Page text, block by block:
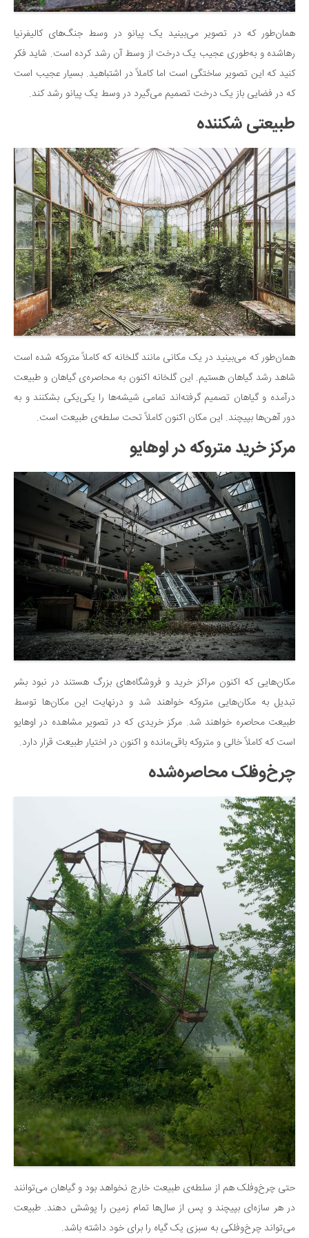
بازی
طنز
فال
اخبار
همان‌طور که در تصویر می‌بینید یک پیانو در وسط جنگ‌های کالیفرنیا
رهاشده و به‌طوری عجیب یک درخت از وسط آن رشد کرده است. شاید فکر
کنید که این تصویر ساختگی است اما کاملاً در اشتباهید. بسیار عجیب است
که در فضایی باز یک درخت تصمیم می‌گیرد در وسط یک پیانو رشد کند.
طبیعتی شکننده
همان‌طور که می‌بینید در یک مکانی مانند گلخانه که کاملاً متروکه شده است
شاهد رشد گیاهان هستیم. این گلخانه اکنون به محاصره‌ی گیاهان و طبیعت
درآمده و گیاهان تصمیم گرفته‌اند تمامی شیشه‌ها را یکی‌یکی بشکنند و به
دور آهن‌ها بپیچند. این مکان اکنون کاملاً تحت سلطه‌ی طبیعت است.
مرکز خرید متروکه در اوهایو
مکان‌هایی که اکنون مراکز خرید و فروشگاه‌های بزرگ هستند در نبود بشر
تبدیل به مکان‌هایی متروکه خواهند شد و درنهایت این مکان‌ها توسط
طبیعت محاصره خواهند شد. مرکز خریدی که در تصویر مشاهده در اوهایو
است که کاملاً خالی و متروکه باقی‌مانده و اکنون در اختیار طبیعت قرار دارد.
چرخ‌وفلک محاصره‌شده
حتی چرخ‌وفلک هم از سلطه‌ی طبیعت خارج نخواهد بود و گیاهان می‌توانند
در هر سازه‌ای بپیچند و پس از سال‌ها تمام زمین را پوشش دهند. طبیعت
می‌تواند چرخ‌وفلکی به سبزی یک گیاه را برای خود داشته باشد.